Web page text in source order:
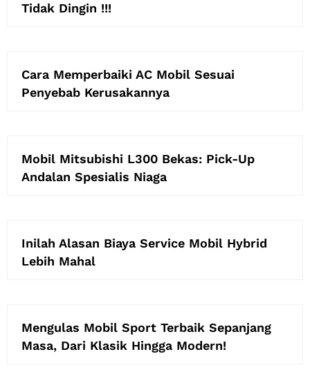
Tidak Dingin !!!
Cara Memperbaiki AC Mobil Sesuai
Penyebab Kerusakannya
Mobil Mitsubishi L300 Bekas: Pick-Up
Andalan Spesialis Niaga
Inilah Alasan Biaya Service Mobil Hybrid
Lebih Mahal
Mengulas Mobil Sport Terbaik Sepanjang
Masa, Dari Klasik Hingga Modern!